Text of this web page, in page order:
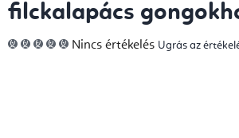
filckalapács
A
termék
Nincs értékelés Ugrás az